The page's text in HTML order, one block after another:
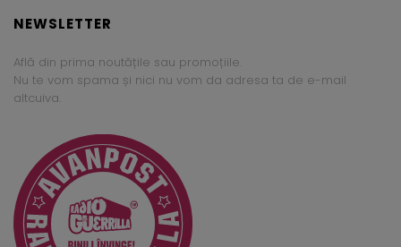
NEWSLETTER
Află din prima noutățile sau promoțiile.
Nu te vom spama și nici nu vom da adresa ta de e-mail
altcuiva.